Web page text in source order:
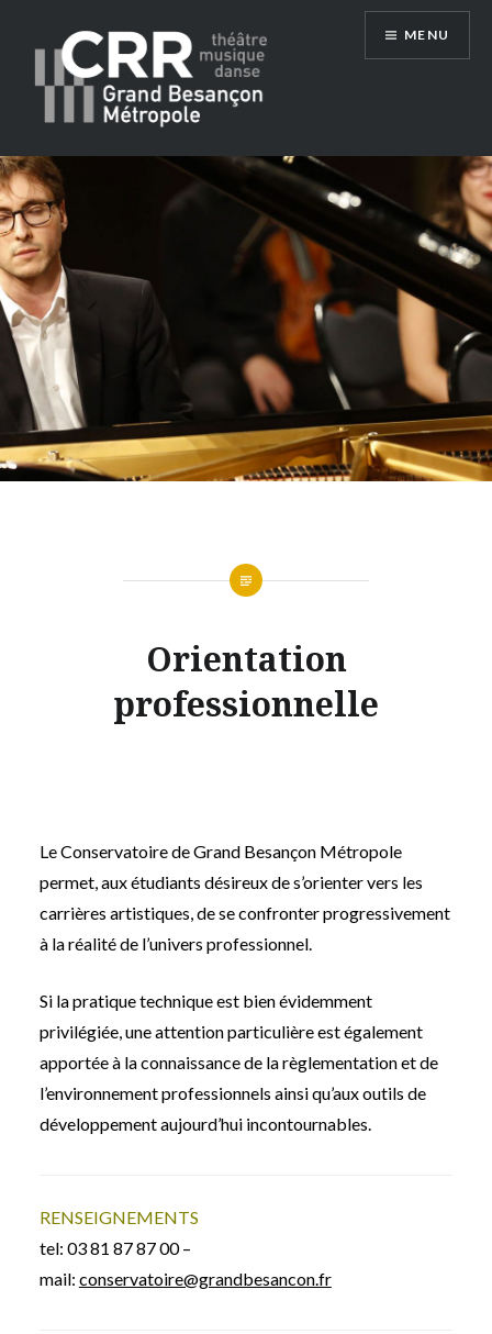
Conservatoire du Grand Besançon
Métropole
MENU
Orientation
professionnelle
Le Conservatoire de Grand Besançon Métropole
permet, aux étudiants désireux de s’orienter vers les
carrières artistiques, de se confronter progressivement
à la réalité de l’univers professionnel.
Si la pratique technique est bien évidemment
privilégiée, une attention particulière est également
apportée à la connaissance de la règlementation et de
l’environnement professionnels ainsi qu’aux outils de
développement aujourd’hui incontournables.
RENSEIGNEMENTS
tel: 03 81 87 87 00 –
mail: conservatoire@grandbesancon.fr